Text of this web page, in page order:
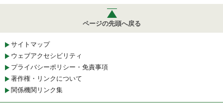
ページの先頭へ戻る
サイトマップ
ウェブアクセシビリティ
プライバシーポリシー・免責事項
著作権・リンクについて
関係機関リンク集